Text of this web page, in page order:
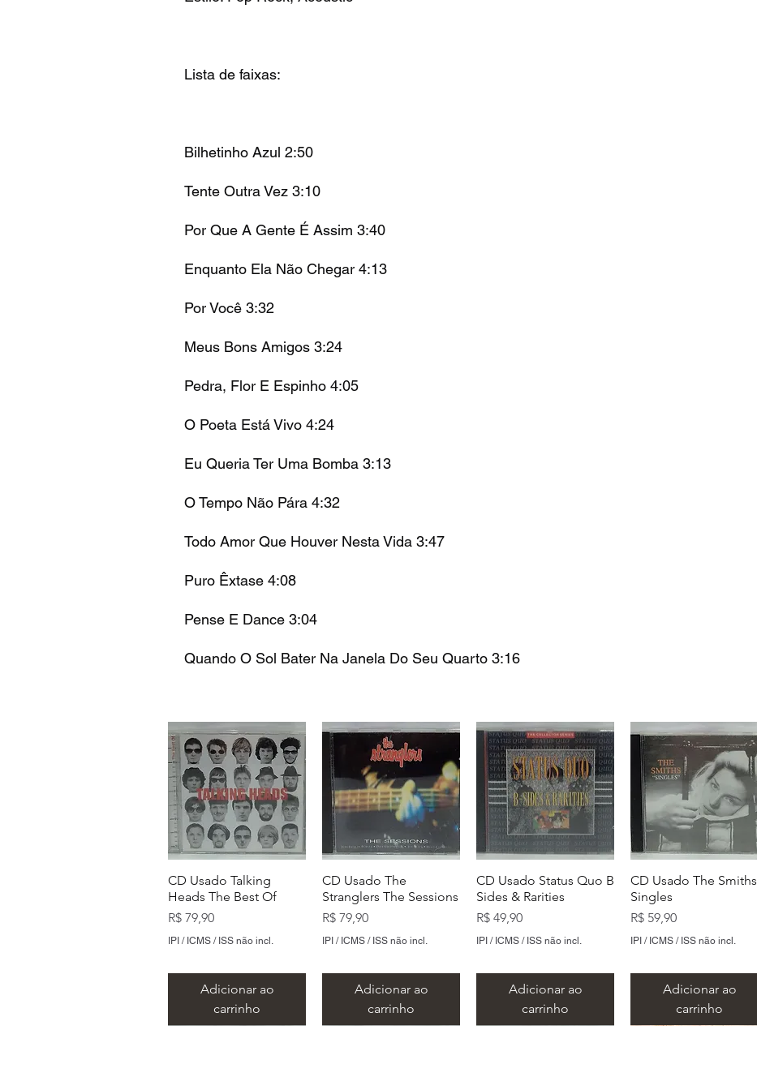
Lista de faixas:
Bilhetinho Azul 2:50
Tente Outra Vez 3:10
Por Que A Gente É Assim 3:40
Enquanto Ela Não Chegar 4:13
Por Você 3:32
Meus Bons Amigos 3:24
Pedra, Flor E Espinho 4:05
O Poeta Está Vivo 4:24
Eu Queria Ter Uma Bomba 3:13
O Tempo Não Pára 4:32
Todo Amor Que Houver Nesta Vida 3:47
Puro Êxtase 4:08
Pense E Dance 3:04
Quando O Sol Bater Na Janela Do Seu Quarto 3:16
CD Usado Talking
Heads The Best Of
Preço
R$ 79,90
IPI / ICMS / ISS não incl.
Adicionar ao
carrinho
CD Usado The
Stranglers The Sessions
Preço
R$ 79,90
IPI / ICMS / ISS não incl.
Adicionar ao
carrinho
CD Usado Status Quo B
Sides & Rarities
Preço
R$ 49,90
IPI / ICMS / ISS não incl.
Adicionar ao
carrinho
CD Usado The Smiths
Singles
Preço
R$ 59,90
IPI / ICMS / ISS não incl.
Adicionar ao
carrinho